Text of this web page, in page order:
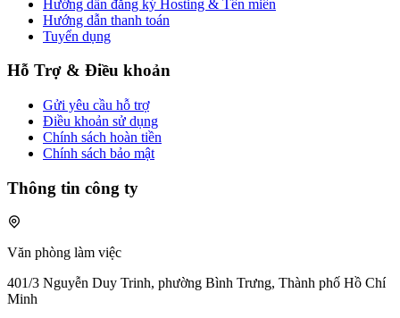
Hướng dẫn đăng ký Hosting & Tên miền
Hướng dẫn thanh toán
Tuyển dụng
Hỗ Trợ & Điều khoản
Gửi yêu cầu hỗ trợ
Điều khoản sử dụng
Chính sách hoàn tiền
Chính sách bảo mật
Thông tin công ty
Văn phòng làm việc
401/3 Nguyễn Duy Trinh, phường Bình Trưng, Thành phố Hồ Chí
Minh